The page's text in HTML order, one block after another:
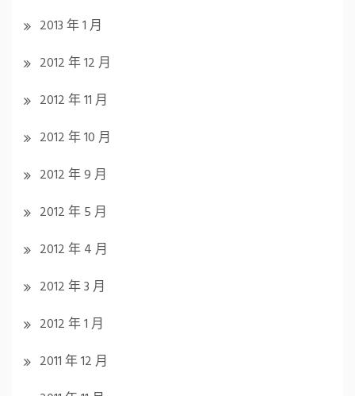
2013 年 1 月
2012 年 12 月
2012 年 11 月
2012 年 10 月
2012 年 9 月
2012 年 5 月
2012 年 4 月
2012 年 3 月
2012 年 1 月
2011 年 12 月